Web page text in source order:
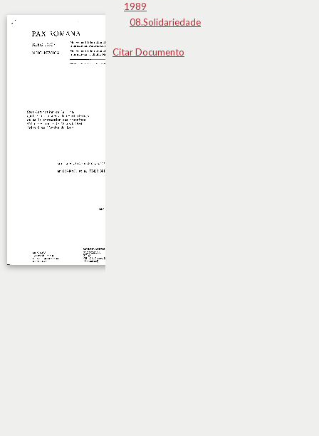
1989
08.Solidariedade
Citar Documento